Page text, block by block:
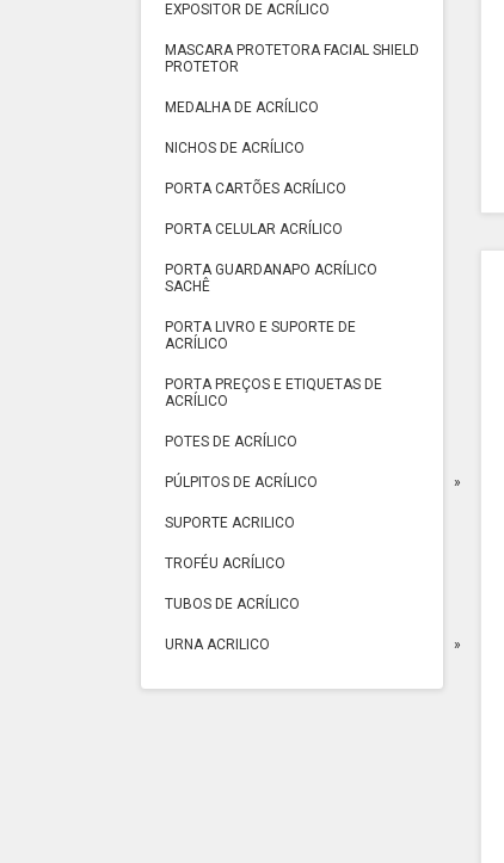
EXPOSITOR DE ACRÍLICO
MASCARA PROTETORA FACIAL SHIELD
PROTETOR
MEDALHA DE ACRÍLICO
NICHOS DE ACRÍLICO
PORTA CARTÕES ACRÍLICO
PORTA CELULAR ACRÍLICO
PORTA GUARDANAPO ACRÍLICO
SACHÊ
PORTA LIVRO E SUPORTE DE
ACRÍLICO
PORTA PREÇOS E ETIQUETAS DE
ACRÍLICO
POTES DE ACRÍLICO
PÚLPITOS DE ACRÍLICO
SUPORTE ACRILICO
TROFÉU ACRÍLICO
TUBOS DE ACRÍLICO
URNA ACRILICO